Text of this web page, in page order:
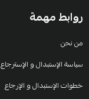
روابط مهمة
من نحن
سياسة الإستبدال و الإسترجاع
خطوات الإستبدال و الإرجاع